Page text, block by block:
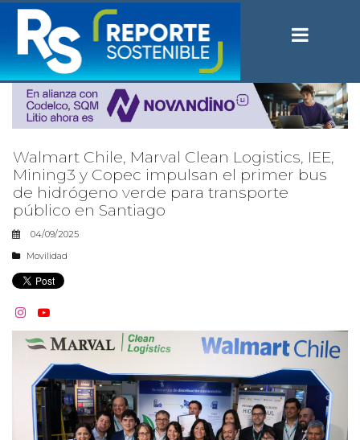
Walmart Chile, Marval Clean Logistics, IEE,
Mining3 y Copec impulsan el primer bus
de hidrógeno verde para transporte
público en Santiago
04/09/2025
Movilidad
 